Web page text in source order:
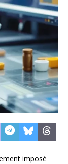
imposé